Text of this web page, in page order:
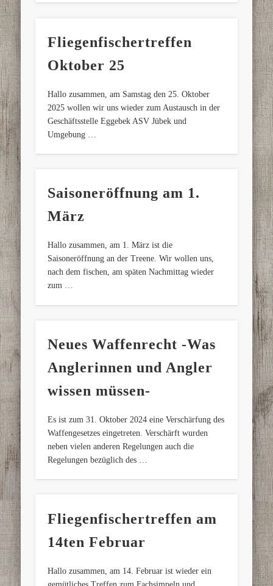
Fliegenfischertreffen
Oktober 25
Hallo zusammen, am Samstag den 25. Oktober
2025 wollen wir uns wieder zum Austausch in der
Geschäftsstelle Eggebek ASV Jübek und
Umgebung …
Saisoneröffnung am 1.
März
Hallo zusammen, am 1. März ist die
Saisoneröffnung an der Treene. Wir wollen uns,
nach dem fischen, am späten Nachmittag wieder
zum …
Neues Waffenrecht -Was
Anglerinnen und Angler
wissen müssen-
Es ist zum 31. Oktober 2024 eine Verschärfung des
Waffengesetzes eingetreten. Verschärft wurden
neben vielen anderen Regelungen auch die
Regelungen bezüglich des …
Fliegenfischertreffen am
14ten Februar
Hallo zusammen, am 14. Februar ist wieder ein